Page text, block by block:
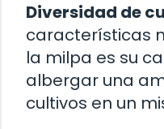
Diversidad de
características
la milpa es su
albergar una
cultivos en un